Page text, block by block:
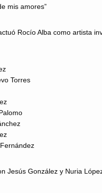
mis amores”
Rocío Alba como artista
Torres
Jesús González y Nuria